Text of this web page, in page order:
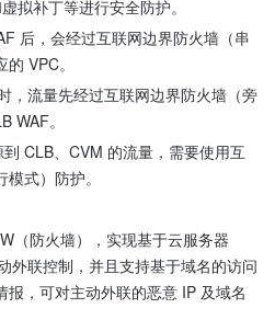
拟补丁等进行安全防护。
后，会经过互联网边界防火墙（串
VPC。
，流量先经过互联网边界防火墙（旁
WAF。
CLB、CVM 的流量，需要使用互
式）防护。
（防火墙），实现基于云服务器
外联控制，并且支持基于域名的访问
报，可对主动外联的恶意 IP 及域名